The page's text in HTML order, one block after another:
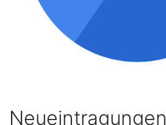
Neueintragungen